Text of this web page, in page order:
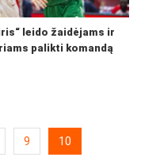
leido žaidėjams ir
palikti komandą
9 10